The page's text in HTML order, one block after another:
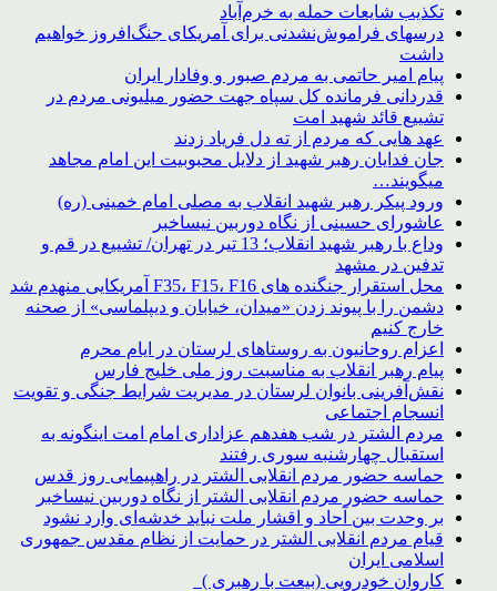
تکذیب شایعات حمله به خرم‌آباد
درسهای فراموش‌نشدنی برای آمریکای جنگ‌افروز خواهیم
داشت
پیام امیر حاتمی به مردم صبور و وفادار ایران
قدردانی فرمانده کل سپاه جهت حضور میلیونی مردم در
تشییع قائد شهید امت
عهد هایی که مردم از ته دل فریاد زدند
جان فدایان رهبر شهید از دلایل محبوبیت این امام مجاهد
میگویند…
ورود پیکر رهبر شهید انقلاب به مصلی امام خمینی (ره)
عاشورای حسینی از نگاه دوربین نیساخبر
وداع با رهبر شهید انقلاب؛ 13 تیر در تهران/ تشییع در قم و
تدفین در مشهد
محل استقرار جنگنده های F35، F15، F16 آمریکایی منهدم شد
دشمن را با پیوند زدن «میدان، خیابان و دیپلماسی» از صحنه
خارج کنیم
اعزام روحانیون به روستاهای لرستان در ایام محرم
پیام رهبر انقلاب به مناسبت روز ملی خلیج فارس
نقش‌آفرینی بانوان لرستان در مدیریت شرایط جنگی و تقویت
انسجام اجتماعی
مردم الشتر در شب هفدهم عزاداری امام امت اینگونه به
استقبال چهارشنبه سوری رفتند
حماسه حضور مردم انقلابی الشتر در راهپیمایی روز قدس
حماسه حضور مردم انقلابی الشتر از نگاه دوربین نیساخبر
بر وحدت بین آحاد و اقشار ملت نباید خدشه‌ای وارد نشود
قیام مردم انقلابی الشتر در حمایت از نظام مقدس جمهوری
اسلامی ایران
کاروان خودرویی (بیعت با رهبری )